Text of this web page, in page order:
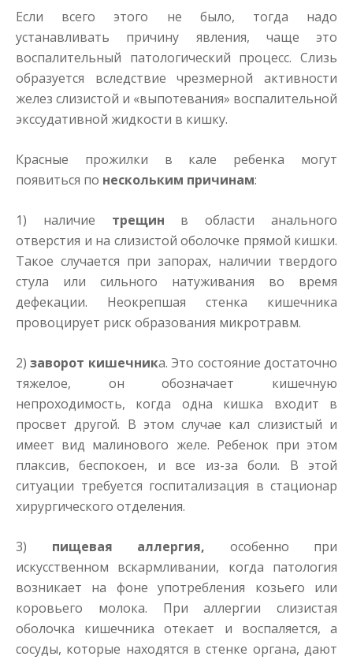
Если всего этого не было, тогда надо
устанавливать причину явления, чаще это
воспалительный патологический процесс. Слизь
образуется вследствие чрезмерной активности
желез слизистой и «выпотевания» воспалительной
экссудативной жидкости в кишку.
Красные прожилки в кале ребенка могут
появиться по нескольким причинам:
1) наличие трещин в области анального
отверстия и на слизистой оболочке прямой кишки.
Такое случается при запорах, наличии твердого
стула или сильного натуживания во время
дефекации. Неокрепшая стенка кишечника
провоцирует риск образования микротравм.
2)заворот кишечника. Это состояние достаточно
тяжелое, он обозначает кишечную
непроходимость, когда одна кишка входит в
просвет другой. В этом случае кал слизистый и
имеет вид малинового желе. Ребенок при этом
плаксив, беспокоен, и все из-за боли. В этой
ситуации требуется госпитализация в стационар
хирургического отделения.
3) пищевая аллергия, особенно при
искусственном вскармливании, когда патология
возникает на фоне употребления козьего или
коровьего молока. При аллергии слизистая
оболочка кишечника отекает и воспаляется, а
сосуды, которые находятся в стенке органа, дают